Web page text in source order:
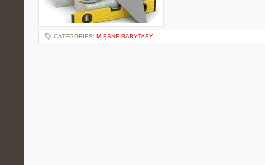
CATEGORIES: MIĘSNE RARYTASY